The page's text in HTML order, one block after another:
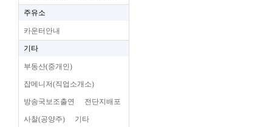
주유소
카운터안내
기타
부동산(중개인)
잡메니저(직업소개소)
방송국보조출연 전단지배포
사찰(공양주) 기타